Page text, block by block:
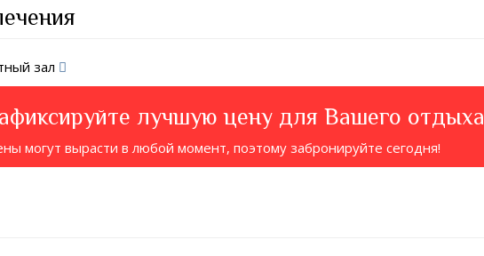
зал
лучшую цену для Вашего отдыха
могут вырасти в любой момент, поэтому забронируйте сегодня!